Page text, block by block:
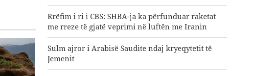
Rrëfim i ri i CBS: SHBA-ja ka përfunduar raketat
me rreze të gjatë veprimi në luftën me Iranin
Sulm ajror i Arabisë Saudite ndaj kryeqytetit të
Jemenit